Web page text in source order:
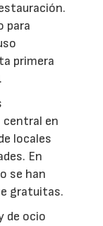
para
primera
central en
locales
En
se han
gratuitas.
de ocio